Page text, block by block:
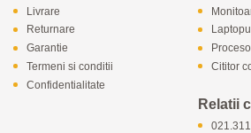
Livrare
Returnare
Garantie
Termeni si conditii
Confidentialitate
Cititor
Relatii